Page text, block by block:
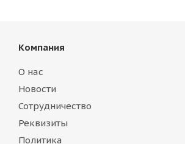
Компания
О нас
Новости
Сотрудничество
Реквизиты
Политика